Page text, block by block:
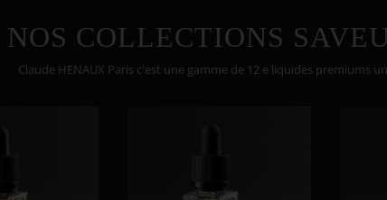
NOS COLLECTIONS
Claude HENAUX Paris c'est une gamme de 12 e liquides premiums